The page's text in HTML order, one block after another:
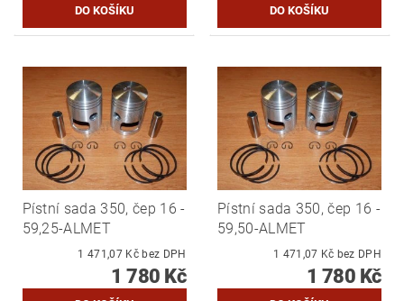
Pístní sada 350, čep 16 -
59,25-ALMET
1 471,07 Kč bez DPH
1 780 Kč
Pístní sada 350, čep 16 -
59,50-ALMET
1 471,07 Kč bez DPH
1 780 Kč